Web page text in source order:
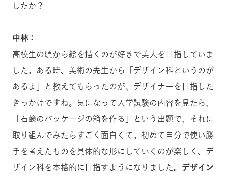
したか？
中林：
高校生の頃から絵を描くのが好きで美大を目指していま
した。ある時、美術の先生から「デザイン科というのが
あるよ」と教えてもらったのが、デザイナーを目指した
きっかけですね。気になって入学試験の内容を見たら、
「石鹸のパッケージの箱を作る」という出題で、それに
取り組んでみたらすごく面白くて。初めて自分で使い勝
手を考えたものを具体的な形にしていくのが楽しく、デ
ザイン科を本格的に目指すようになりました。デザイン